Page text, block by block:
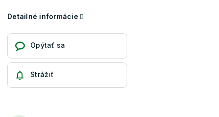
Detailné informácie
Opýtať sa
Strážiť